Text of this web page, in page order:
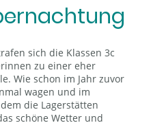
sich die Klassen 3c
zu einer eher
Wie schon im Jahr zuvor
wagen und im
die Lagerstätten
schöne Wetter und